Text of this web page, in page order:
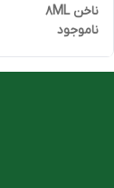
ناخن 8ML
ناموجود